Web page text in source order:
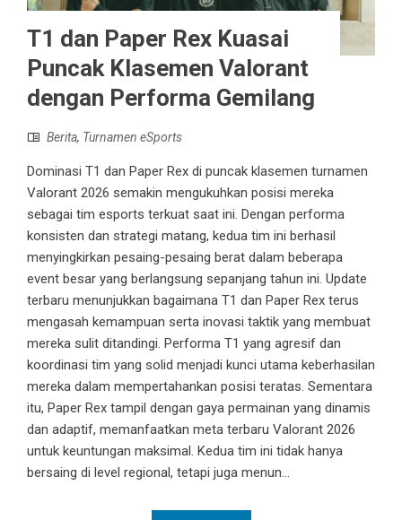
T1 dan Paper Rex Kuasai
Puncak Klasemen Valorant
dengan Performa Gemilang
Berita, Turnamen eSports
Dominasi T1 dan Paper Rex di puncak klasemen turnamen
Valorant 2026 semakin mengukuhkan posisi mereka
sebagai tim esports terkuat saat ini. Dengan performa
konsisten dan strategi matang, kedua tim ini berhasil
menyingkirkan pesaing-pesaing berat dalam beberapa
event besar yang berlangsung sepanjang tahun ini. Update
terbaru menunjukkan bagaimana T1 dan Paper Rex terus
mengasah kemampuan serta inovasi taktik yang membuat
mereka sulit ditandingi. Performa T1 yang agresif dan
koordinasi tim yang solid menjadi kunci utama keberhasilan
mereka dalam mempertahankan posisi teratas. Sementara
itu, Paper Rex tampil dengan gaya permainan yang dinamis
dan adaptif, memanfaatkan meta terbaru Valorant 2026
untuk keuntungan maksimal. Kedua tim ini tidak hanya
bersaing di level regional, tetapi juga menun...